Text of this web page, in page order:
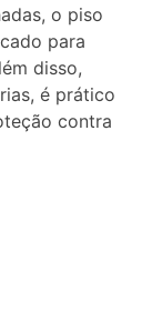
o piso
para
disso,
é prático
contra